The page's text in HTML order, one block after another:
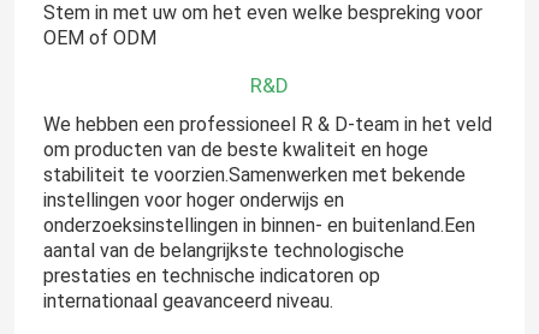
Stem in met uw om het even welke bespreking voor
OEM of ODM
R&D
We hebben een professioneel R & D-team in het veld
om producten van de beste kwaliteit en hoge
stabiliteit te voorzien.Samenwerken met bekende
instellingen voor hoger onderwijs en
onderzoeksinstellingen in binnen- en buitenland.Een
aantal van de belangrijkste technologische
prestaties en technische indicatoren op
internationaal geavanceerd niveau.